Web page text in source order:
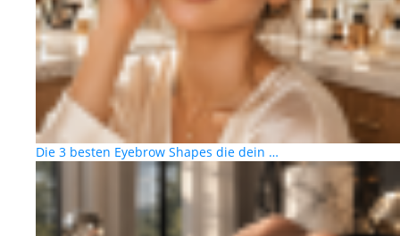
Die 3 besten Eyebrow Shapes die dein …